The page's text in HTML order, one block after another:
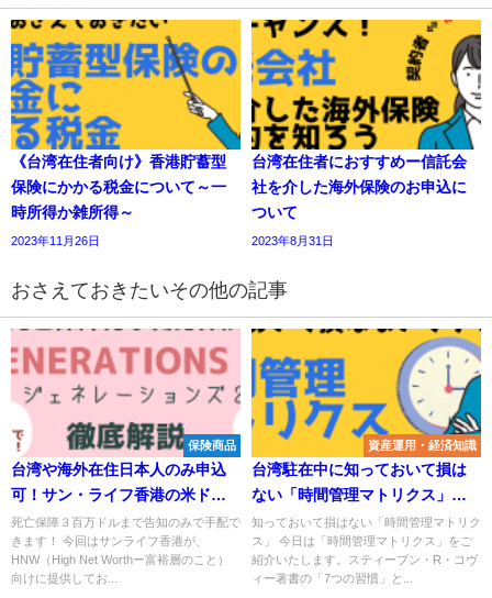
《台湾在住者向け》香港貯蓄型
保険にかかる税金について～一
時所得か雑所得～
2023年11月26日
台湾在住者におすすめー信託会
社を介した海外保険のお申込に
ついて
2023年8月31日
おさえておきたいその他の記事
保険商品
台湾や海外在住日本人のみ申込
可！サン・ライフ香港の米ドル
建て死亡保障付き終身保険
「Generations II(ジェネレーシ
ョンズ2）」詳細解説
死亡保障３百万ドルまで告知のみで手配で
きます！ 今回はサンライフ香港が、
HNW（High Net Worthー富裕層のこと）
向けに提供してお...
資産運用・経済知識
台湾駐在中に知っておいて損は
ない「時間管理マトリクス」資
産運用は第二領域！
知っておいて損はない「時間管理マトリク
ス」 今日は「時間管理マトリクス」をご
紹介いたします。スティーブン・R・コヴ
ィー著書の「7つの習慣」と...